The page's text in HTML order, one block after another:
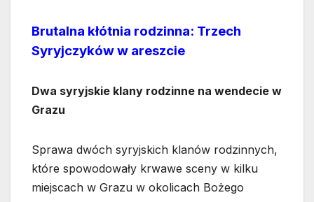
Brutalna kłótnia rodzinna: Trzech
Syryjczyków w areszcie
Dwa syryjskie klany rodzinne na wendecie w
Grazu
Sprawa dwóch syryjskich klanów rodzinnych,
które spowodowały krwawe sceny w kilku
miejscach w Grazu w okolicach Bożego